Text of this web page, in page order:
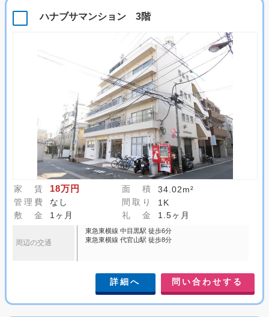
ハナブサマンション 3階
家 賃 18万円 面 積
34.02m²
管理費
なし 間取り
1K
敷 金
1ヶ月 礼 金 1.5ヶ月
周辺の交通
東急東横線 中目黒駅 徒歩6分
東急東横線 代官山駅 徒歩8分
詳細へ 問い合わせする